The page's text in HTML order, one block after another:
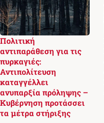
Πολιτική
αντιπαράθεση για τις
πυρκαγιές:
Αντιπολίτευση
καταγγέλλει
ανυπαρξία πρόληψης –
Κυβέρνηση προτάσσει
τα μέτρα στήριξης